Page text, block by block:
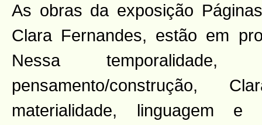
As obras da exposição
Clara Fernandes, estão em
Nessa temporalidade,
pensamento/construção,
materialidade, linguagem e